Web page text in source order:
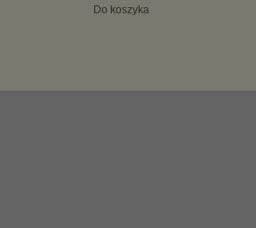
Do koszyka